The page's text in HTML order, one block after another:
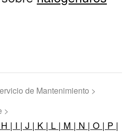
de Mantenimiento >
>
H | I | J | K | L | M | N | O | P |